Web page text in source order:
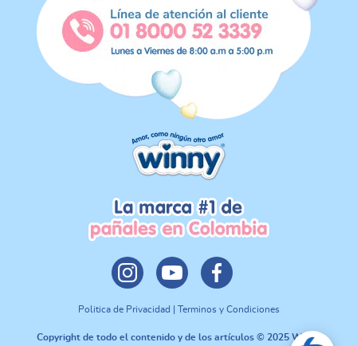
Politica de Privacidad | Terminos y Condiciones
Copyright de todo el contenido y de los artículos © 2025 Winny